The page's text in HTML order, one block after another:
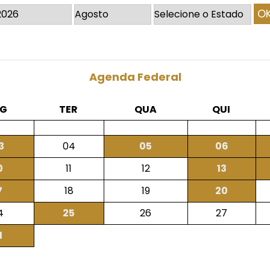
Agenda Federal
TER QUA QUI
04 05
06
11 12
13
18 19
20
25 26
27